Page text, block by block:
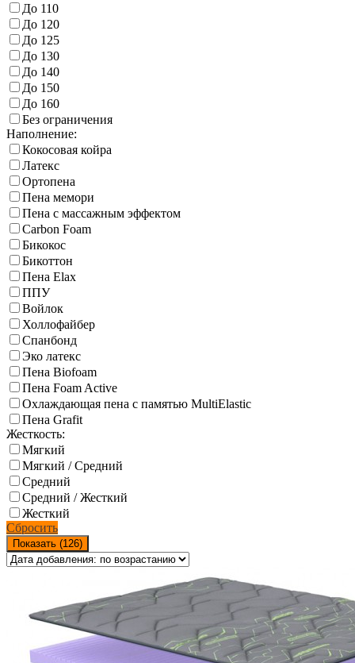
До 110
До 120
До 125
До 130
До 140
До 150
До 160
Без ограничения
Наполнение:
Кокосовая койра
Латекс
Ортопена
Пена мемори
Пена с массажным эффектом
Carbon Foam
Бикокос
Бикоттон
Пена Elax
ППУ
Войлок
Холлофайбер
Спанбонд
Эко латекс
Пена Biofoam
Пена Foam Active
Охлаждающая пена с памятью MultiElastic
Пена Grafit
Жесткость:
Мягкий
Мягкий / Средний
Средний
Средний / Жесткий
Жесткий
Сбросить
Показать (126)